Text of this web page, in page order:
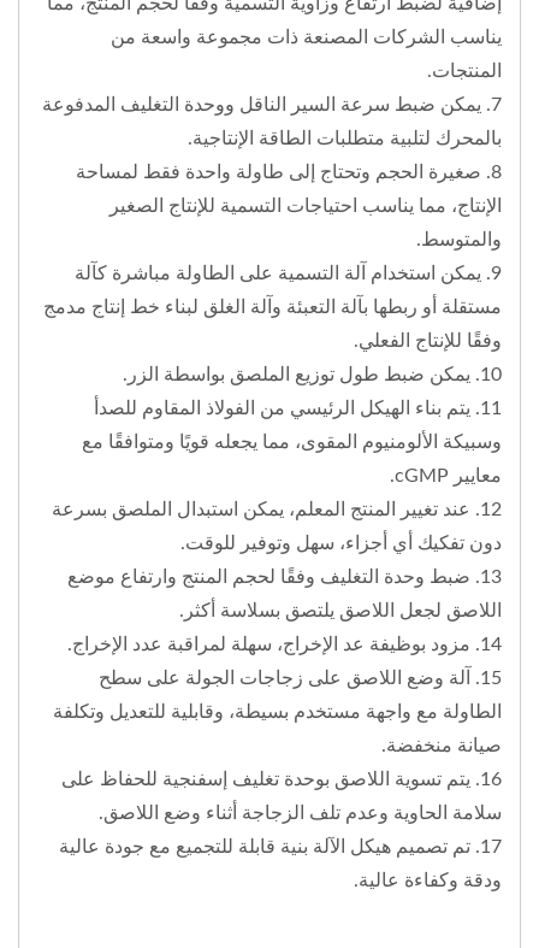
يناسب الشركات المصنعة ذات مجموعة واسعة من
المنتجات.
7. يمكن ضبط سرعة السير الناقل ووحدة التغليف المدفوعة
بالمحرك لتلبية متطلبات الطاقة الإنتاجية.
8. صغيرة الحجم وتحتاج إلى طاولة واحدة فقط لمساحة
الإنتاج، مما يناسب احتياجات التسمية للإنتاج الصغير
والمتوسط.
9. يمكن استخدام آلة التسمية على الطاولة مباشرة كآلة
مستقلة أو ربطها بآلة التعبئة وآلة الغلق لبناء خط إنتاج مدمج
وفقًا للإنتاج الفعلي.
10. يمكن ضبط طول توزيع الملصق بواسطة الزر.
11. يتم بناء الهيكل الرئيسي من الفولاذ المقاوم للصدأ
وسبيكة الألومنيوم المقوى، مما يجعله قويًا ومتوافقًا مع
معايير cGMP.
12. عند تغيير المنتج المعلم، يمكن استبدال الملصق بسرعة
دون تفكيك أي أجزاء، سهل وتوفير للوقت.
13. ضبط وحدة التغليف وفقًا لحجم المنتج وارتفاع موضع
اللاصق لجعل اللاصق يلتصق بسلاسة أكثر.
14. مزود بوظيفة عد الإخراج، سهلة لمراقبة عدد الإخراج.
15. آلة وضع اللاصق على زجاجات الجولة على سطح
الطاولة مع واجهة مستخدم بسيطة، وقابلية للتعديل وتكلفة
صيانة منخفضة.
16. يتم تسوية اللاصق بوحدة تغليف إسفنجية للحفاظ على
سلامة الحاوية وعدم تلف الزجاجة أثناء وضع اللاصق.
17. تم تصميم هيكل الآلة بنية قابلة للتجميع مع جودة عالية
ودقة وكفاءة عالية.